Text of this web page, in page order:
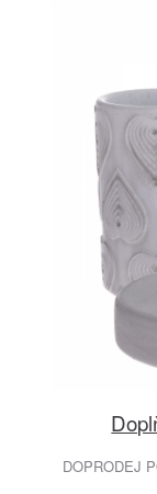
DOPRODEJ